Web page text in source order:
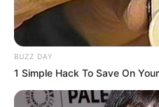
BUZZ DAY
1 Simple Hack To Save On